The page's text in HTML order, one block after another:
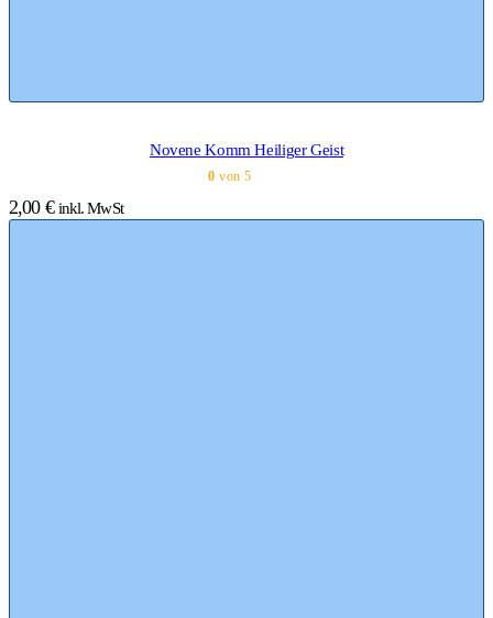
Novene Komm Heiliger Geist
0 von 5
2,00 € inkl. MwSt